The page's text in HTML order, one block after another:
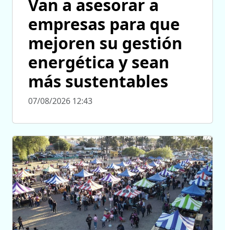
Van a asesorar a
empresas para que
mejoren su gestión
energética y sean
más sustentables
07/08/2026 12:43